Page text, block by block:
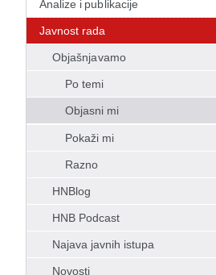
Analize i publikacije
Javnost rada
Objašnjavamo
Po temi
Objasni mi
Pokaži mi
Razno
HNBlog
HNB Podcast
Najava javnih istupa
Novosti